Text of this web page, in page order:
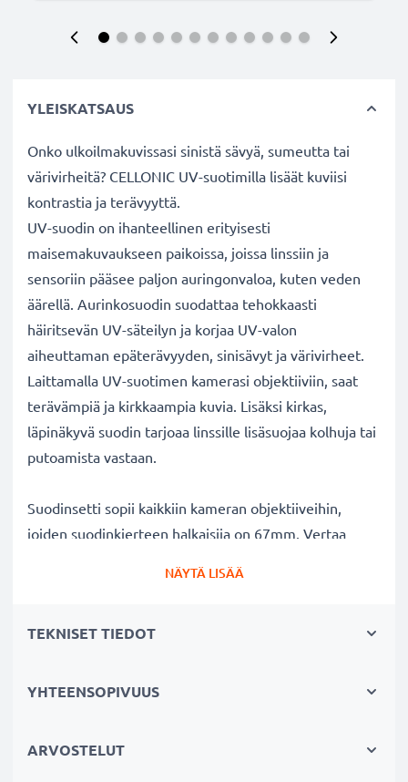
YLEISKATSAUS
Onko ulkoilmakuvissasi sinistä sävyä, sumeutta tai
värivirheitä? CELLONIC UV-suotimilla lisäät kuviisi
kontrastia ja terävyyttä.
UV-suodin on ihanteellinen erityisesti
maisemakuvaukseen paikoissa, joissa linssiin ja
sensoriin pääsee paljon auringonvaloa, kuten veden
äärellä. Aurinkosuodin suodattaa tehokkaasti
häiritsevän UV-säteilyn ja korjaa UV-valon
aiheuttaman epäterävyyden, sinisävyt ja värivirheet.
Laittamalla UV-suotimen kamerasi objektiiviin, saat
terävämpiä ja kirkkaampia kuvia. Lisäksi kirkas,
läpinäkyvä suodin tarjoaa linssille lisäsuojaa kolhuja tai
putoamista vastaan.
Suodinsetti sopii kaikkiin kameran objektiiveihin,
joiden suodinkierteen halkaisija on 67mm. Vertaa
Parempi kuvanlaatu väreistä tai
✔ Terävämpiä ja kirkkaampia kuvia: korjaa UV-valon
NÄYTÄ LISÄÄ
TEKNISET TIEDOT
YHTEENSOPIVUUS
ARVOSTELUT